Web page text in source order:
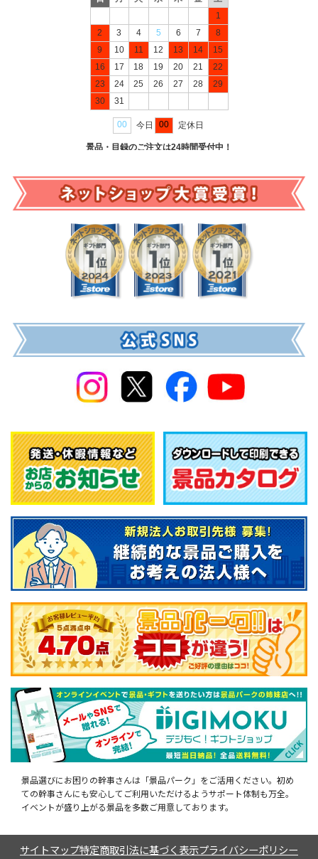
景品選びにお困りの幹事さんは「景品パーク」をご活用ください。初め
ての幹事さんにも安心してご利用いただけるようサポート体制も万全。
イベントが盛り上がる景品を多数ご用意しております。
サイトマップ特定商取引法に基づく表示プライバシーポリシー